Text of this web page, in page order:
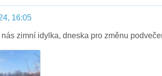
16:05
zimní idylka, dneska pro změnu